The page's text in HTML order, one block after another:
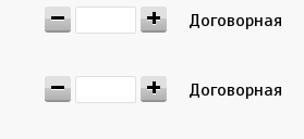
Договорная
Договорная